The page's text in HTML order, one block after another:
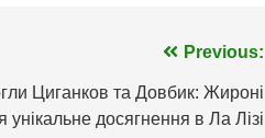
Previous:
Циганков та Довбик: Жироні
унікальне досягнення в Ла Лізі